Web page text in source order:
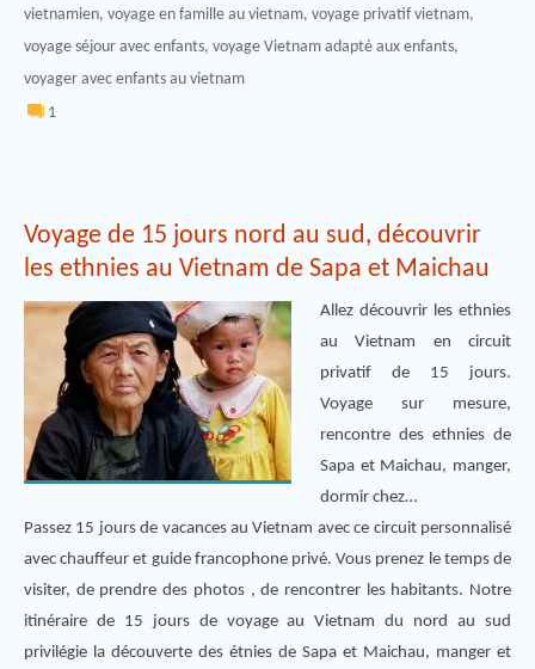
vietnamien, voyage en famille au vietnam, voyage privatif vietnam,
voyage séjour avec enfants, voyage Vietnam adapté aux enfants,
voyager avec enfants au vietnam
1
Voyage de 15 jours nord au sud, découvrir
les ethnies au Vietnam de Sapa et Maichau
Allez découvrir les ethnies
au Vietnam en circuit
privatif de 15 jours.
Voyage sur mesure,
rencontre des ethnies de
Sapa et Maichau, manger,
dormir chez…
Passez 15 jours de vacances au Vietnam avec ce circuit personnalisé
avec chauffeur et guide francophone privé. Vous prenez le temps de
visiter, de prendre des photos , de rencontrer les habitants. Notre
itinéraire de 15 jours de voyage au Vietnam du nord au sud
privilégie la découverte des étnies de Sapa et Maichau, manger et